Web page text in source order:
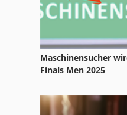
Untertisch
Maschinensucher
Finals Men 2025